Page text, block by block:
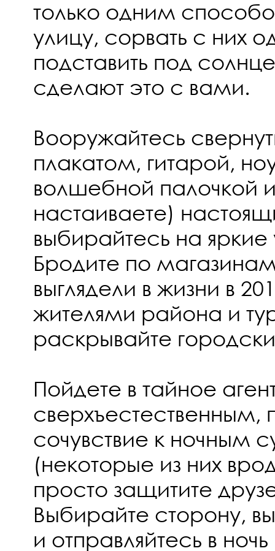
только одним
улицу, сорвать с них
подставить под
сделают это с вами.
Вооружайтесь
плакатом, гитарой,
волшебной палочкой
настаиваете)
выбирайтесь на
Бродите по
выглядели в жизни в
жителями района и
раскрывайте
Пойдете в тайное
сверхъестественным,
сочувствие к ночным
(некоторые из них
просто защитите
Выбирайте сторону,
и отправляйтесь в